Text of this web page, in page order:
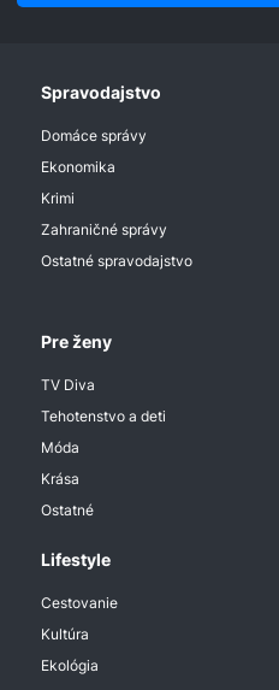
Spravodajstvo
Domáce správy
Ekonomika
Krimi
Zahraničné správy
Ostatné spravodajstvo
Pre ženy
TV Diva
Tehotenstvo a deti
Móda
Krása
Ostatné
Lifestyle
Cestovanie
Kultúra
Ekológia